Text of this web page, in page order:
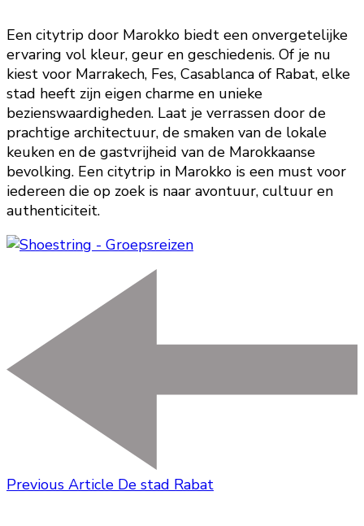
Een citytrip door Marokko biedt een onvergetelijke
ervaring vol kleur, geur en geschiedenis. Of je nu
kiest voor Marrakech, Fes, Casablanca of Rabat, elke
stad heeft zijn eigen charme en unieke
bezienswaardigheden. Laat je verrassen door de
prachtige architectuur, de smaken van de lokale
keuken en de gastvrijheid van de Marokkaanse
bevolking. Een citytrip in Marokko is een must voor
iedereen die op zoek is naar avontuur, cultuur en
authenticiteit.
Previous Article De stad Rabat